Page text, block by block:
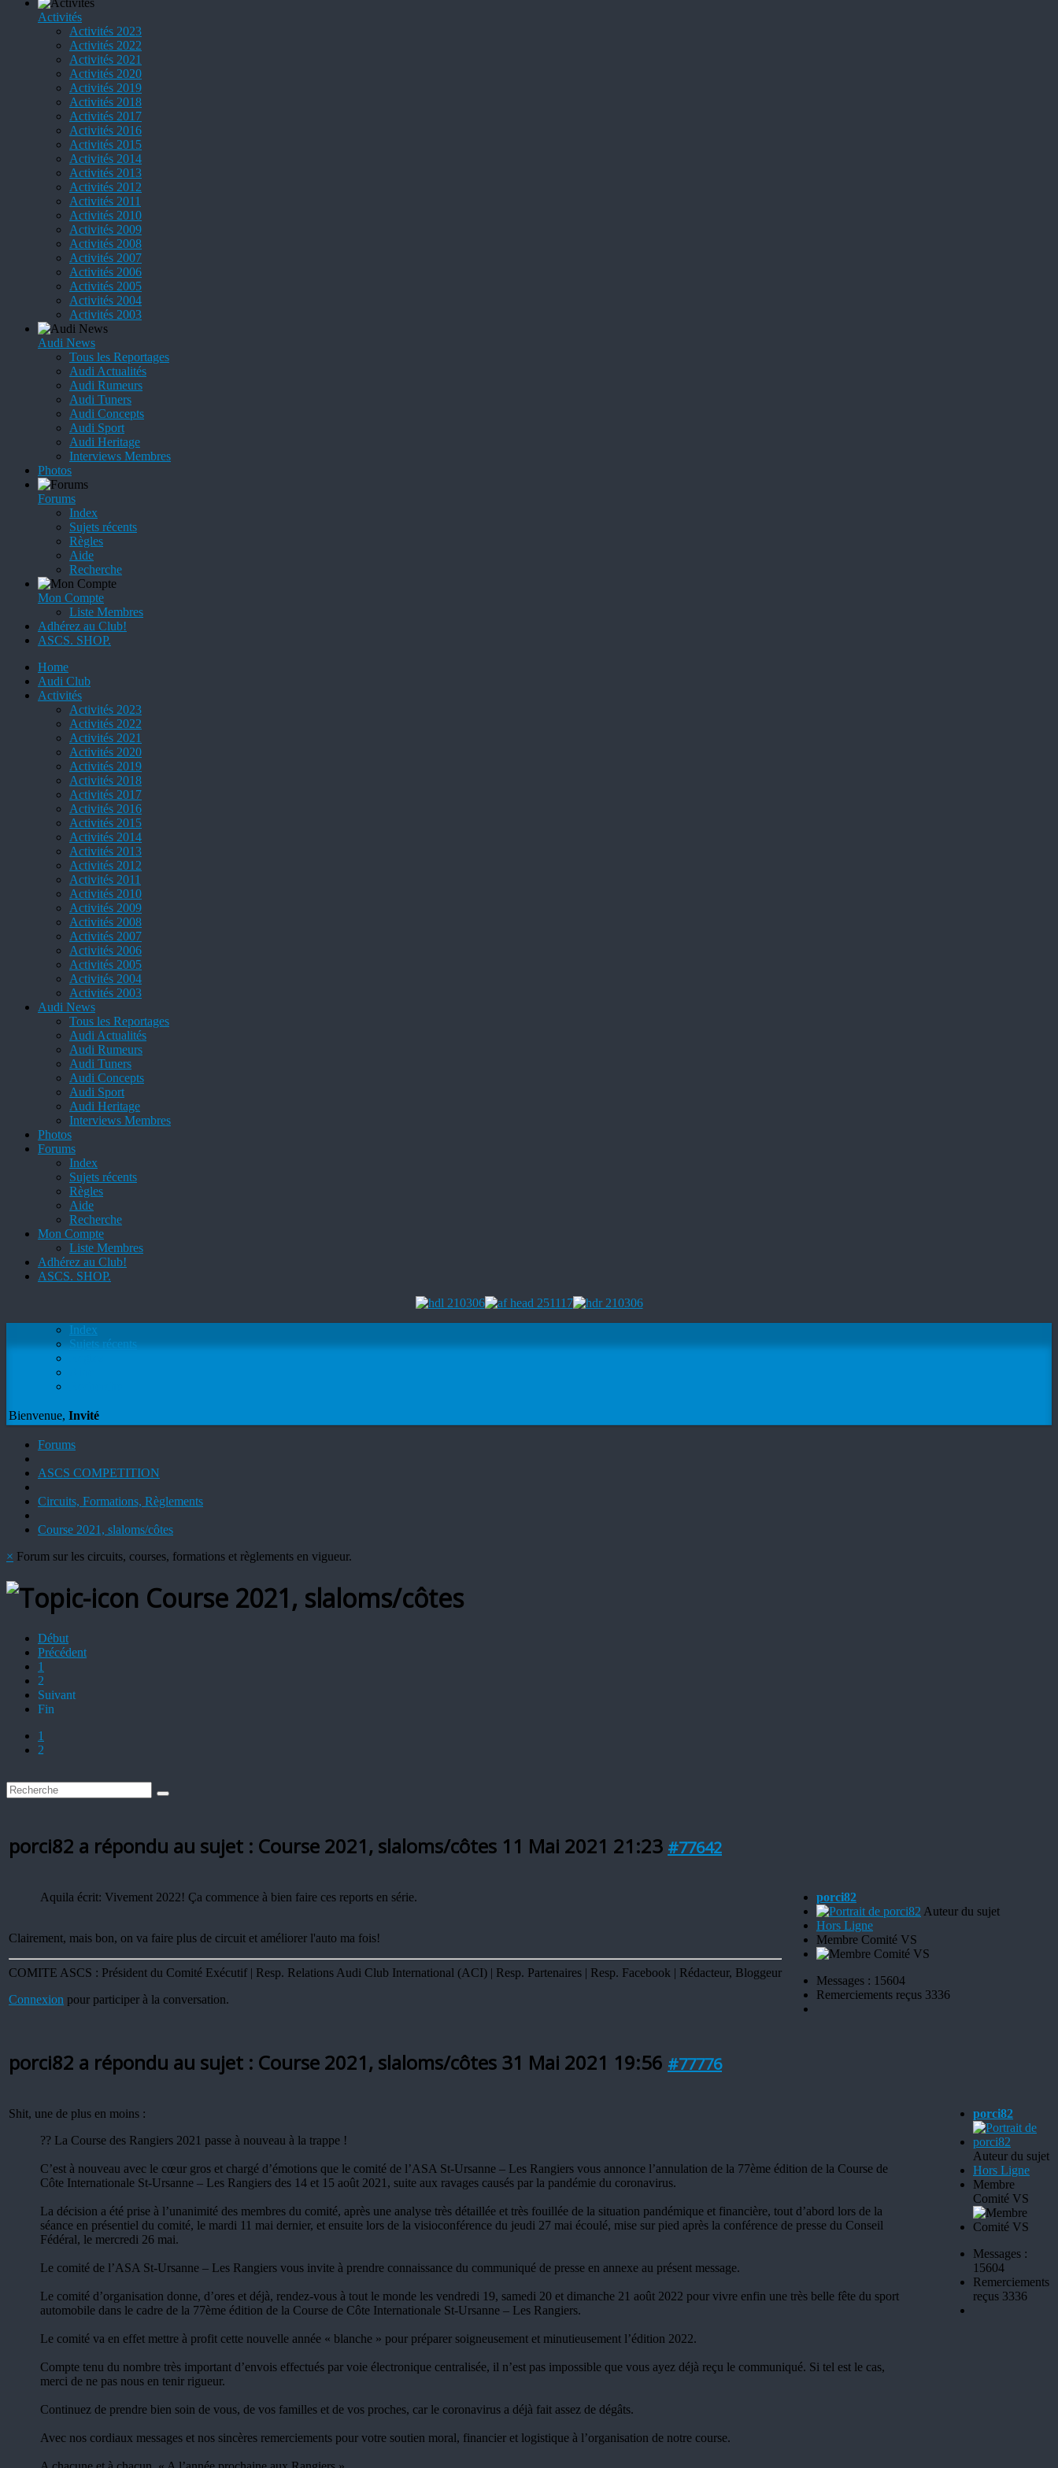
Activités
Activités 2023
Activités 2022
Activités 2021
Activités 2020
Activités 2019
Activités 2018
Activités 2017
Activités 2016
Activités 2015
Activités 2014
Activités 2013
Activités 2012
Activités 2011
Activités 2010
Activités 2009
Activités 2008
Activités 2007
Activités 2006
Activités 2005
Activités 2004
Activités 2003
Audi News
Tous les Reportages
Audi Actualités
Audi Rumeurs
Audi Tuners
Audi Concepts
Audi Sport
Audi Heritage
Interviews Membres
Photos
Forums
Index
Sujets récents
Règles
Aide
Recherche
Mon Compte
Liste Membres
Adhérez au Club!
ASCS. SHOP.
Home
Audi Club
Activités
Activités 2023
Activités 2022
Activités 2021
Activités 2020
Activités 2019
Activités 2018
Activités 2017
Activités 2016
Activités 2015
Activités 2014
Activités 2013
Activités 2012
Activités 2011
Activités 2010
Activités 2009
Activités 2008
Activités 2007
Activités 2006
Activités 2005
Activités 2004
Activités 2003
Audi News
Tous les Reportages
Audi Actualités
Audi Rumeurs
Audi Tuners
Audi Concepts
Audi Sport
Audi Heritage
Interviews Membres
Photos
Forums
Index
Sujets récents
Règles
Aide
Recherche
Mon Compte
Liste Membres
Adhérez au Club!
ASCS. SHOP.
Index
Sujets récents
Bienvenue, Invité
Forums
ASCS COMPETITION
Circuits, Formations, Règlements
Course 2021, slaloms/côtes
× Forum sur les circuits, courses, formations et règlements en vigueur.
Course 2021, slaloms/côtes
Début
Précédent
1
2
Suivant
Fin
1
2
porci82 a répondu au sujet : Course 2021, slaloms/côtes 11 Mai 2021 21:23 #77642
Aquila écrit: Vivement 2022! Ça commence à bien faire ces reports en série.
Clairement, mais bon, on va faire plus de circuit et améliorer l'auto ma fois!
COMITE ASCS : Président du Comité Exécutif | Resp. Relations Audi Club International (ACI) | Resp. Partenaires | Resp. Facebook | Rédacteur, Bloggeur
Connexion pour participer à la conversation.
porci82
Auteur du sujet
Hors Ligne
Membre Comité VS
Messages : 15604
Remerciements reçus 3336
porci82 a répondu au sujet : Course 2021, slaloms/côtes 31 Mai 2021 19:56 #77776
Shit, une de plus en moins :
?? La Course des Rangiers 2021 passe à nouveau à la trappe !
C’est à nouveau avec le cœur gros et chargé d’émotions que le comité de l’ASA St-Ursanne – Les Rangiers vous annonce l’annulation de la 77ème édition de la Course de
Côte Internationale St-Ursanne – Les Rangiers des 14 et 15 août 2021, suite aux ravages causés par la pandémie du coronavirus.
La décision a été prise à l’unanimité des membres du comité, après une analyse très détaillée et très fouillée de la situation pandémique et financière, tout d’abord lors de la
séance en présentiel du comité, le mardi 11 mai dernier, et ensuite lors de la visioconférence du jeudi 27 mai écoulé, mise sur pied après la conférence de presse du Conseil
Fédéral, le mercredi 26 mai.
Le comité de l’ASA St-Ursanne – Les Rangiers vous invite à prendre connaissance du communiqué de presse en annexe au présent message.
Le comité d’organisation donne, d’ores et déjà, rendez-vous à tout le monde les vendredi 19, samedi 20 et dimanche 21 août 2022 pour vivre enfin une très belle fête du sport
automobile dans le cadre de la 77ème édition de la Course de Côte Internationale St-Ursanne – Les Rangiers.
Le comité va en effet mettre à profit cette nouvelle année « blanche » pour préparer soigneusement et minutieusement l’édition 2022.
Compte tenu du nombre très important d’envois effectués par voie électronique centralisée, il n’est pas impossible que vous ayez déjà reçu le communiqué. Si tel est le cas,
merci de ne pas nous en tenir rigueur.
Continuez de prendre bien soin de vous, de vos familles et de vos proches, car le coronavirus a déjà fait assez de dégâts.
Avec nos cordiaux messages et nos sincères remerciements pour votre soutien moral, financier et logistique à l’organisation de notre course.
porci82
Auteur du sujet
Hors Ligne
Membre
Comité VS
Messages :
15604
Remerciements
reçus 3336